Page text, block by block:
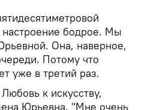
бодрое. Мы
Она, наверное,
Потому что
уже в третий раз.
к искусству,
Юрьевна. "Мне очень